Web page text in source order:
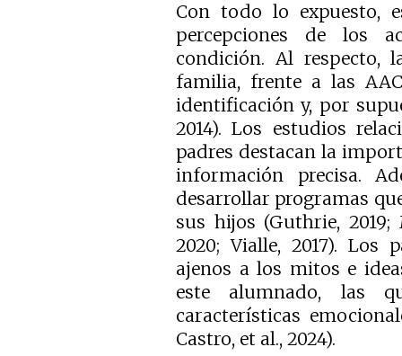
Con todo lo expuesto,
percepciones de los
condición. Al respecto,
familia, frente a las
identificación y, por
2014). Los estudios
padres destacan la
información precisa.
desarrollar programas
sus hijos (Guthrie, 2019;
2020; Vialle, 2017). Los
ajenos a los mitos e
este alumnado, las
características
Castro, et al., 2024).